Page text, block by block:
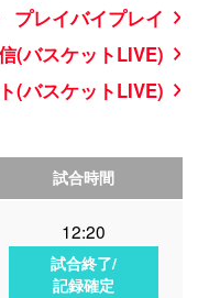
プレイバイプレイ
(バスケットLIVE)
(バスケットLIVE)
試合時間
12:20
試合終了/
記録確定